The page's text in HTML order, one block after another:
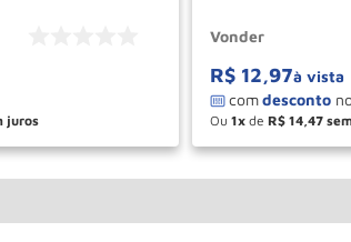
COMPRAR
Vonder
R$ 12,97à vista
Ou 1 de R$ 14 47
＋
－